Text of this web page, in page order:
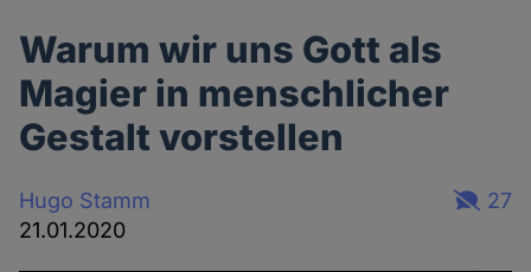
Warum wir uns Gott als
Magier in menschlicher
Gestalt vorstellen
Hugo Stamm
21.01.2020
27